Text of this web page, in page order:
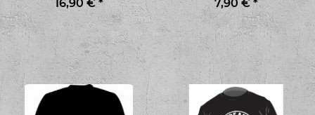
16,90 € * 7,90 € *